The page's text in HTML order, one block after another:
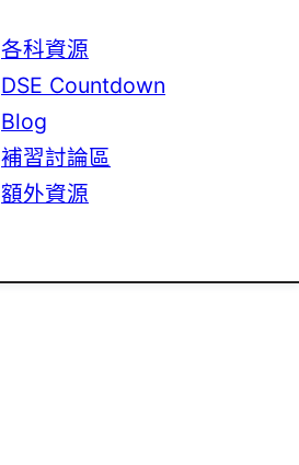
各科資源
DSE Countdown
Blog
補習討論區
額外資源